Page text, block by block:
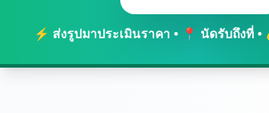
⚡ ส่งรูปมาประเมินราคา • 📍 นัดรับถึงที่